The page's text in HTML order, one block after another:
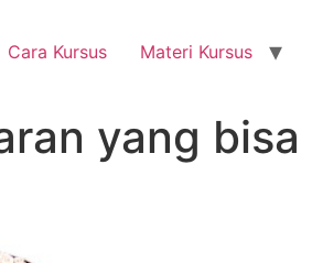
Cara Kursus Materi Kursus
yang